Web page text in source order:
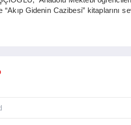
“Akıp Gidenin Cazibesi” kitaplarını